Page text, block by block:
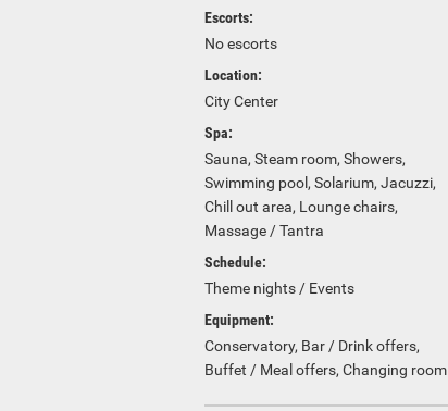
Escorts:
No escorts
Location:
City Center
Spa:
Sauna, Steam room, Showers,
Swimming pool, Solarium, Jacuzzi,
Chill out area, Lounge chairs,
Massage / Tantra
Schedule:
Theme nights / Events
Equipment:
Conservatory, Bar / Drink offers,
Buffet / Meal offers, Changing room